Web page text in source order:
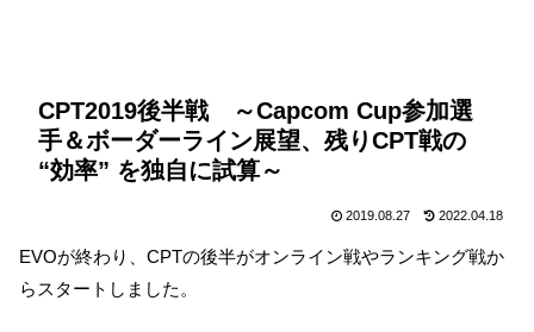
CPT2019後半戦 ～Capcom Cup参加選
手＆ボーダーライン展望、残りCPT戦の
“効率” を独自に試算～
2019.08.27 2022.04.18
EVOが終わり、CPTの後半がオンライン戦やランキング戦か
らスタートしました。